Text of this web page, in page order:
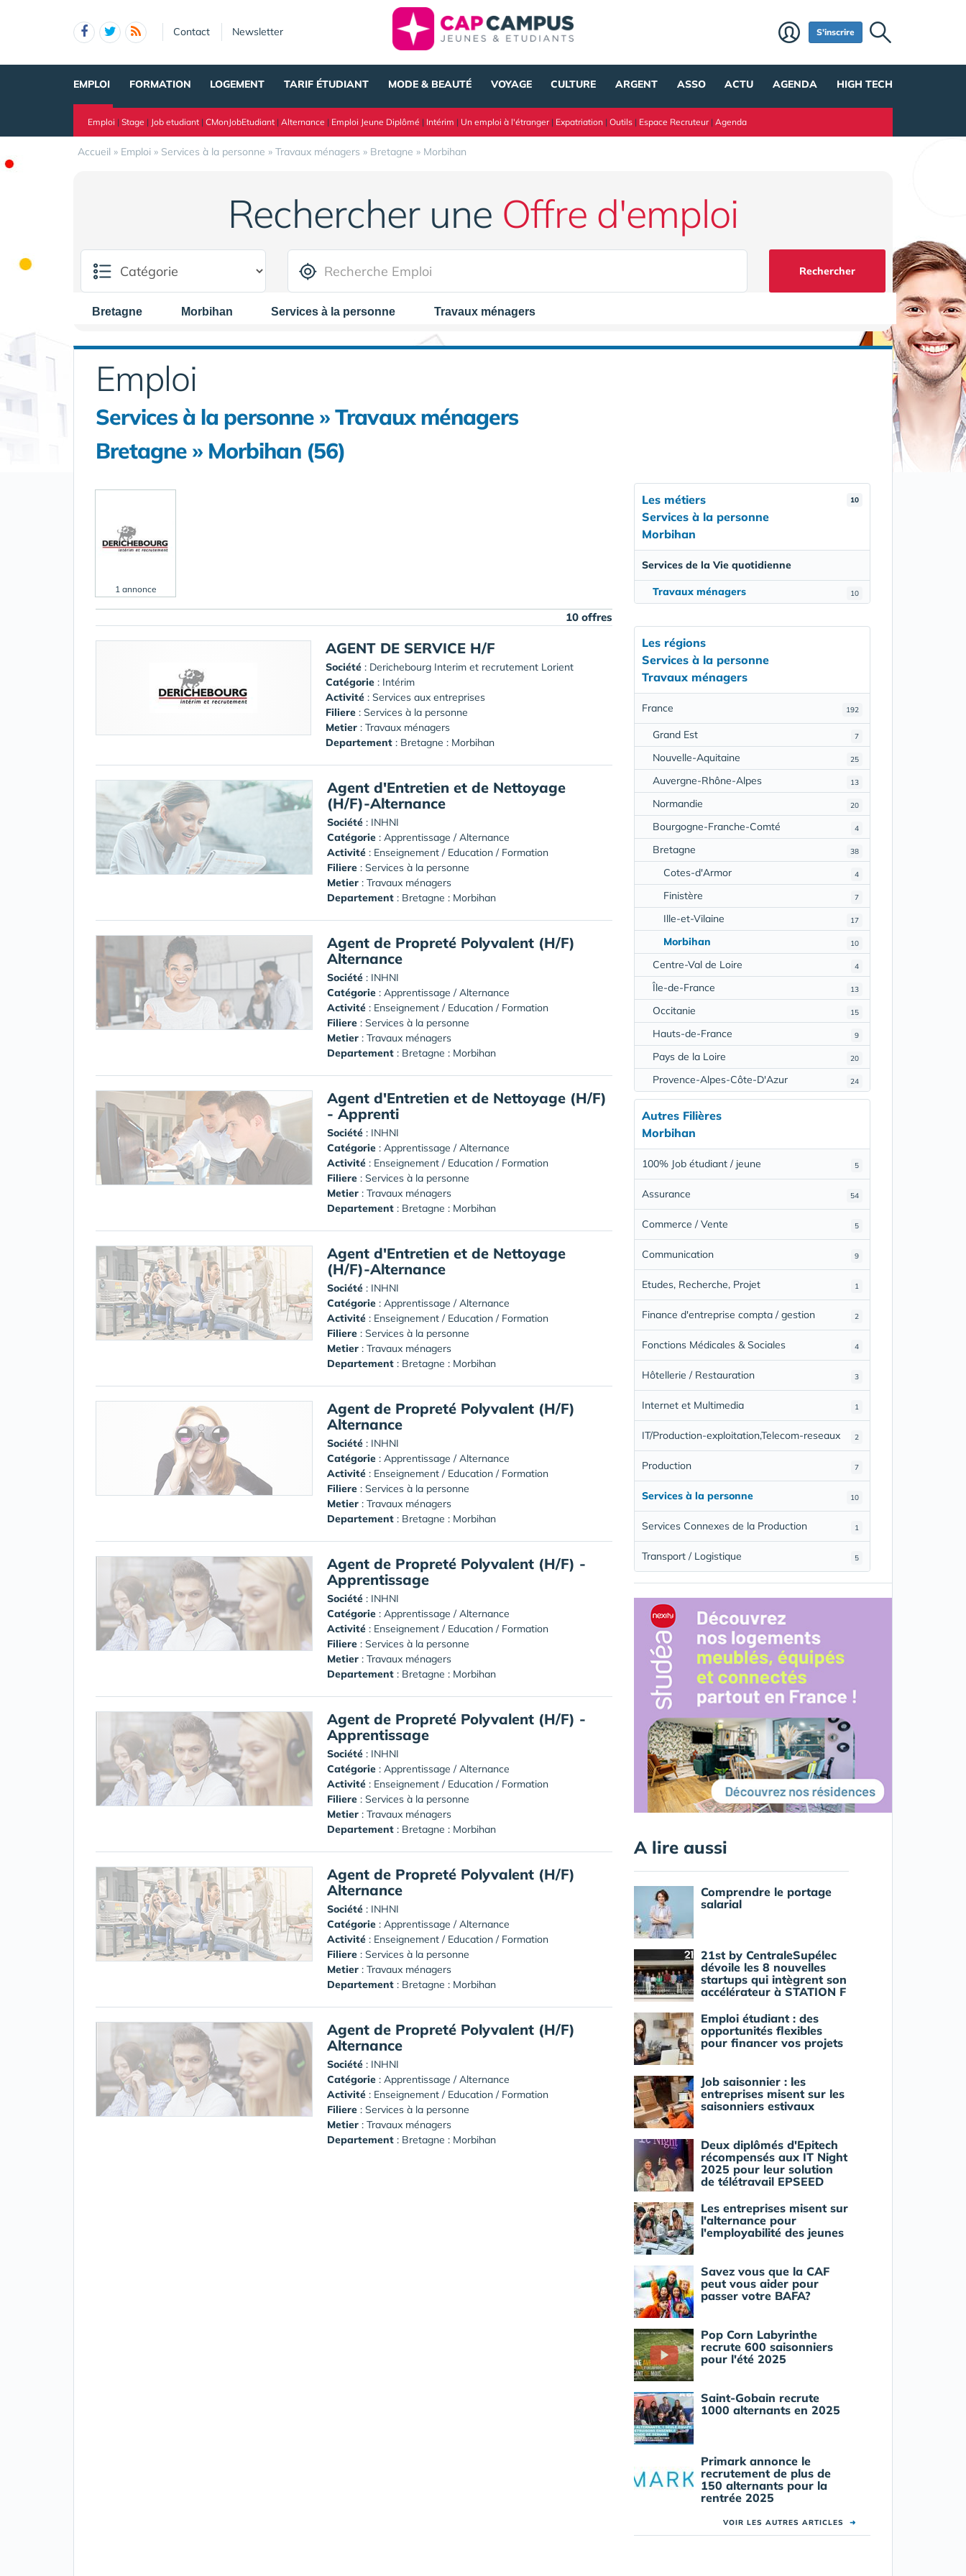
Contact Newsletter S'inscrire
EMPLOI FORMATION LOGEMENT TARIF ÉTUDIANT MODE & BEAUTÉ VOYAGE CULTURE ARGENT ASSO ACTU AGENDA HIGH TECH
Emploi | Stage | Job etudiant | CMonJobEtudiant | Alternance | Emploi Jeune Diplômé | Intérim | Un emploi à l'étranger| Expatriation | Outils | Espace Recruteur| Agenda
Accueil » Emploi » Services à la personne » Travaux ménagers » Bretagne » Morbihan
Rechercher une Offre d'emploi
Rechercher
Bretagne Morbihan Services à la personne Travaux ménagers
Emploi
Services à la personne » Travaux ménagers
Bretagne » Morbihan (56)
1 annonce
10 offres
AGENT DE SERVICE H/F
Société : Derichebourg Interim et recrutement Lorient
Catégorie : Intérim
Activité : Services aux entreprises
Filiere : Services à la personne
Metier : Travaux ménagers
Departement : Bretagne : Morbihan
Agent d'Entretien et de Nettoyage
(H/F)-Alternance
Société : INHNI
Catégorie : Apprentissage / Alternance
Activité : Enseignement / Education / Formation
Filiere : Services à la personne
Metier : Travaux ménagers
Departement : Bretagne : Morbihan
Agent de Propreté Polyvalent (H/F)
Alternance
Société : INHNI
Catégorie : Apprentissage / Alternance
Activité : Enseignement / Education / Formation
Filiere : Services à la personne
Metier : Travaux ménagers
Departement : Bretagne : Morbihan
Agent d'Entretien et de Nettoyage (H/F)
- Apprenti
Société : INHNI
Catégorie : Apprentissage / Alternance
Activité : Enseignement / Education / Formation
Filiere : Services à la personne
Metier : Travaux ménagers
Departement : Bretagne : Morbihan
Agent d'Entretien et de Nettoyage
(H/F)-Alternance
Société : INHNI
Catégorie : Apprentissage / Alternance
Activité : Enseignement / Education / Formation
Filiere : Services à la personne
Metier : Travaux ménagers
Departement : Bretagne : Morbihan
Agent de Propreté Polyvalent (H/F)
Alternance
Société : INHNI
Catégorie : Apprentissage / Alternance
Activité : Enseignement / Education / Formation
Filiere : Services à la personne
Metier : Travaux ménagers
Departement : Bretagne : Morbihan
Agent de Propreté Polyvalent (H/F) -
Apprentissage
Société : INHNI
Catégorie : Apprentissage / Alternance
Activité : Enseignement / Education / Formation
Filiere : Services à la personne
Metier : Travaux ménagers
Departement : Bretagne : Morbihan
Agent de Propreté Polyvalent (H/F) -
Apprentissage
Société : INHNI
Catégorie : Apprentissage / Alternance
Activité : Enseignement / Education / Formation
Filiere : Services à la personne
Metier : Travaux ménagers
Departement : Bretagne : Morbihan
Agent de Propreté Polyvalent (H/F)
Alternance
Société : INHNI
Catégorie : Apprentissage / Alternance
Activité : Enseignement / Education / Formation
Filiere : Services à la personne
Metier : Travaux ménagers
Departement : Bretagne : Morbihan
Agent de Propreté Polyvalent (H/F)
Alternance
Société : INHNI
Catégorie : Apprentissage / Alternance
Activité : Enseignement / Education / Formation
Filiere : Services à la personne
Metier : Travaux ménagers
Departement : Bretagne : Morbihan
10
Les métiers
Services à la personne
Morbihan
Services de la Vie quotidienne
10
Travaux ménagers
Les régions
Services à la personne
Travaux ménagers
192
France
7
Grand Est
25
Nouvelle-Aquitaine
13
Auvergne-Rhône-Alpes
20
Normandie
4
Bourgogne-Franche-Comté
38
Bretagne
4
Cotes-d'Armor
7
Finistère
17
Ille-et-Vilaine
10
Morbihan
4
Centre-Val de Loire
13
Île-de-France
15
Occitanie
9
Hauts-de-France
20
Pays de la Loire
24
Provence-Alpes-Côte-D'Azur
Autres Filières
Morbihan
5
100% Job étudiant / jeune
54
Assurance
5
Commerce / Vente
9
Communication
1
Etudes, Recherche, Projet
2
Finance d'entreprise compta / gestion
4
Fonctions Médicales & Sociales
3
Hôtellerie / Restauration
1
Internet et Multimedia
2
IT/Production-exploitation,Telecom-reseaux
7
Production
10
Services à la personne
1
Services Connexes de la Production
5
Transport / Logistique
A lire aussi
Comprendre le portage
salarial
21st by CentraleSupélec
dévoile les 8 nouvelles
startups qui intègrent son
accélérateur à STATION F
Emploi étudiant : des
opportunités flexibles
pour financer vos projets
Job saisonnier : les
entreprises misent sur les
saisonniers estivaux
Deux diplômés d'Epitech
récompensés aux IT Night
2025 pour leur solution
de télétravail EPSEED
Les entreprises misent sur
l'alternance pour
l'employabilité des jeunes
Savez vous que la CAF
peut vous aider pour
passer votre BAFA?
Pop Corn Labyrinthe
recrute 600 saisonniers
pour l'été 2025
Saint-Gobain recrute
1000 alternants en 2025
Primark annonce le
recrutement de plus de
150 alternants pour la
rentrée 2025
VOIR LES AUTRES ARTICLES ➜